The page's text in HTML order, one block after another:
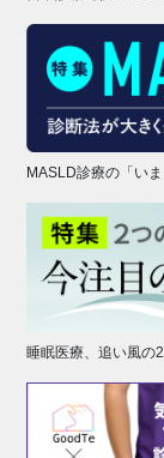
MASLD診療の「い
睡眠医療、追い風の